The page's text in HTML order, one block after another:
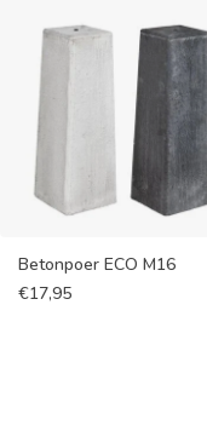
Betonpoer ECO M16
€17,95